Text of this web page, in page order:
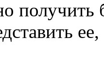
получить